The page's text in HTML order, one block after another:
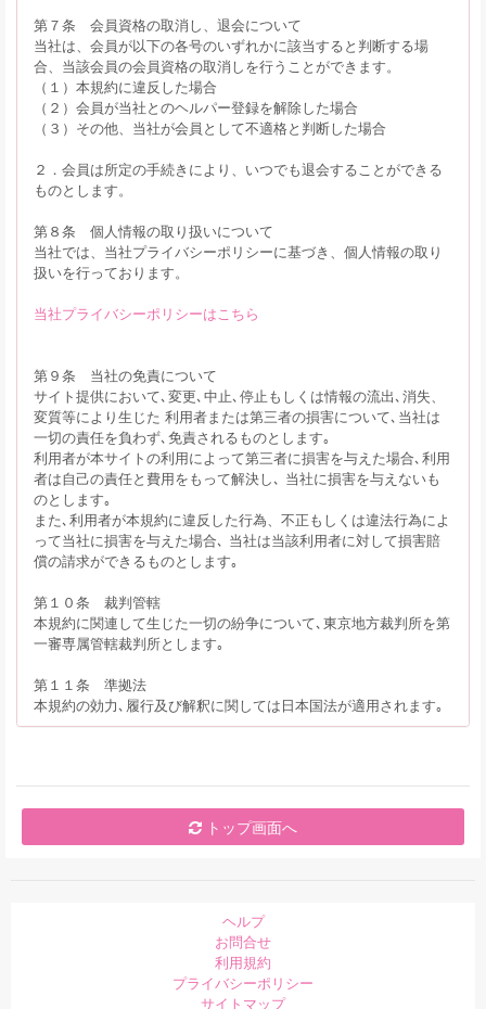
第７条 会員資格の取消し、退会について
当社は、会員が以下の各号のいずれかに該当すると判断する場
合、当該会員の会員資格の取消しを行うことができます。
（１）本規約に違反した場合
（２）会員が当社とのヘルパー登録を解除した場合
（３）その他、当社が会員として不適格と判断した場合
２．会員は所定の手続きにより、いつでも退会することができる
ものとします。
第８条 個人情報の取り扱いについて
当社では、当社プライバシーポリシーに基づき、個人情報の取り
扱いを行っております。
当社プライバシーポリシーはこちら
第９条 当社の免責について
サイト提供において､変更､中止､停止もしくは情報の流出､消失、
変質等により生じた 利用者または第三者の損害について､当社は
一切の責任を負わず､免責されるものとします｡
利用者が本サイトの利用によって第三者に損害を与えた場合､利用
者は自己の責任と費用をもって解決し､ 当社に損害を与えないも
のとします｡
また､利用者が本規約に違反した行為、不正もしくは違法行為によ
って当社に損害を与えた場合､ 当社は当該利用者に対して損害賠
償の請求ができるものとします｡
第１０条 裁判管轄
本規約に関連して生じた一切の紛争について､東京地方裁判所を第
一審専属管轄裁判所とします｡
第１１条 準拠法
本規約の効力､履行及び解釈に関しては日本国法が適用されます｡
トップ画面へ
ヘルプ
お問合せ
利用規約
プライバシーポリシー
サイトマップ